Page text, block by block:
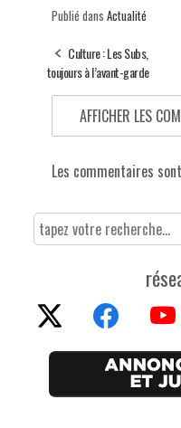
Publié dans Actualité
Culture : Les Subs,
toujours à l’avant-garde
AFFICHER LES
Les commentaires